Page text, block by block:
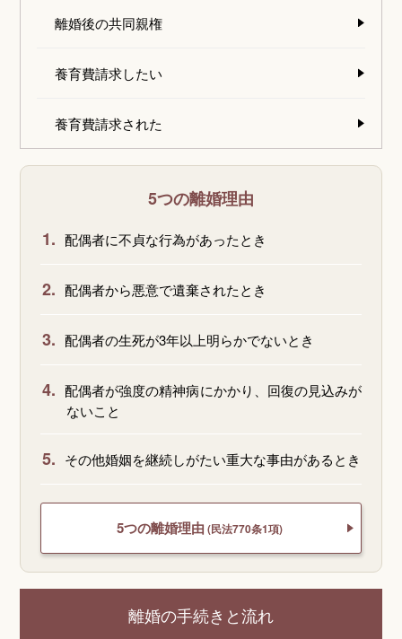
離婚後の共同親権
養育費請求したい
養育費請求された
5つの離婚理由
1. 配偶者に不貞な行為があったとき
2. 配偶者から悪意で遺棄されたとき
3. 配偶者の生死が3年以上明らかでないとき
4. 配偶者が強度の精神病にかかり、回復の見込みが
ないこと
5. その他婚姻を継続しがたい重大な事由があるとき
5つの離婚理由 (民法770条1項)
離婚の手続きと流れ